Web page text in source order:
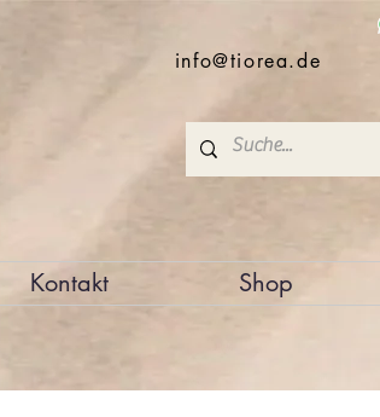
info@tiorea.de
Kontakt Shop